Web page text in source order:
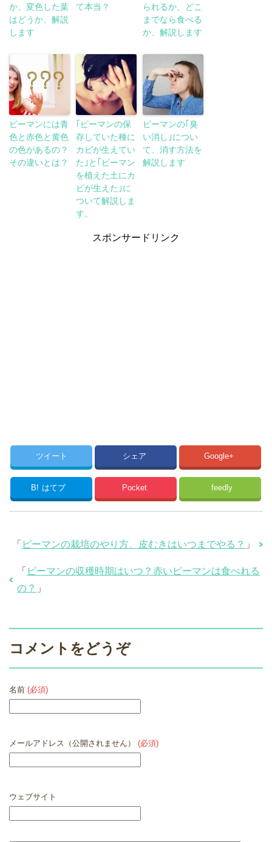
か、変色した葉
はどうか、解説
します
て本当？
られるか、どこ
までなら食べる
か、解説します
ピーマンには青
色と赤色と黄色
の色があるの？
その違いとは？
｢ピーマンの保
存していた種に
カビが生えてい
た｣と｢ピーマン
を植えた土にカ
ビが生えた｣に
ついて解説しま
す。
ピーマンの｢臭
い消し｣につい
て、消す方法を
解説します
スポンサードリンク
ツイート シェア Google+
B! はてブ Pocket feedly
「 ピーマンの栽培のやり方、皮むきはいつまでやる？ 」
「 ピーマンの収穫時期はいつ？赤いピーマンは食べれる
の？ 」
コメントをどうぞ
名前 (必須)
メールアドレス（公開されません） (必須)
ウェブサイト